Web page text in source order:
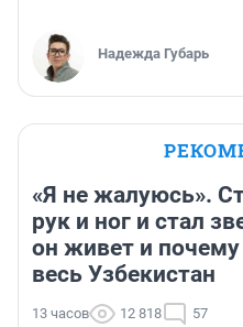
Надежда Губарь
«Я не жалуюсь».
рук и ног и стал
он живет и
весь Узбекистан
13 часов 12 818 57